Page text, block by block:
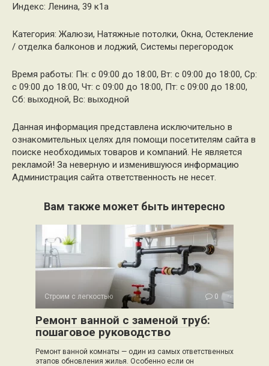
Индекс: Ленина, 39 к1а
Категория: Жалюзи, Натяжные потолки, Окна, Остекление
/ отделка балконов и лоджий, Системы перегородок
Время работы: Пн: с 09:00 до 18:00, Вт: с 09:00 до 18:00, Ср:
с 09:00 до 18:00, Чт: с 09:00 до 18:00, Пт: с 09:00 до 18:00,
Сб: выходной, Вс: выходной
Данная информация представлена исключительно в
ознакомительных целях для помощи посетителям сайта в
поиске необходимых товаров и компаний. Не является
рекламой! За неверную и изменившуюся информацию
Администрация сайта ответственность не несет.
Вам также может быть интересно
Строим с легкостью 0
Ремонт ванной с заменой труб:
пошаговое руководство
Ремонт ванной комнаты — один из самых ответственных
этапов обновления жилья. Особенно если он